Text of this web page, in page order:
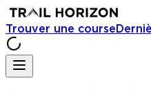
Trouver une course